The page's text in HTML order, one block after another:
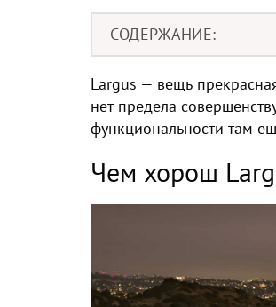
СОДЕРЖАНИЕ
Largus — вещь
нет предела
функциональности там
Чем хорош